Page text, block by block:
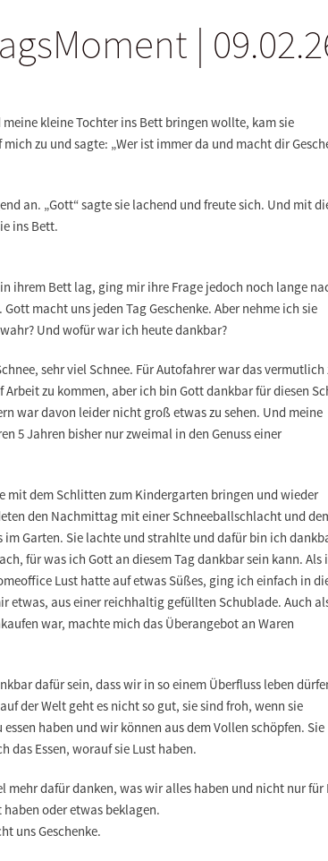
|
meine kleine Tochter ins Bett bringen wollte, kam sie
zu und sagte: „Wer ist immer da und macht dir
an. „Gott“ sagte sie lachend und freute sich. Und mit
ins Bett.
ihrem Bett lag, ging mir ihre Frage jedoch noch lange
macht uns jeden Tag Geschenke. Aber nehme ich sie
Und wofür war ich heute dankbar?
sehr viel Schnee. Für Autofahrer war das vermutlich
Arbeit zu kommen, aber ich bin Gott dankbar für diesen
war davon leider nicht groß etwas zu sehen. Und meine
5 Jahren bisher nur zweimal in den Genuss einer
mit dem Schlitten zum Kindergarten bringen und wieder
den Nachmittag mit einer Schneeballschlacht und
im Garten. Sie lachte und strahlte und dafür bin ich
für was ich Gott an diesem Tag dankbar sein kann. Als
Lust hatte auf etwas Süßes, ging ich einfach in
etwas, aus einer reichhaltig gefüllten Schublade. Auch
war, machte mich das Überangebot an Waren
dafür sein, dass wir in so einem Überfluss leben
der Welt geht es nicht so gut, sie sind froh, wenn sie
haben und wir können aus dem Vollen schöpfen. Sie
das Essen, worauf sie Lust haben.
mehr dafür danken, was wir alles haben und nicht nur für
oder etwas beklagen.
uns Geschenke.